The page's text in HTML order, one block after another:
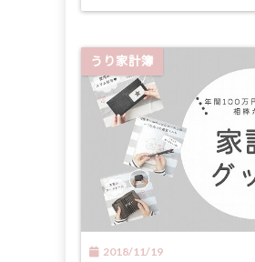
うり家計簿
2018/11/19